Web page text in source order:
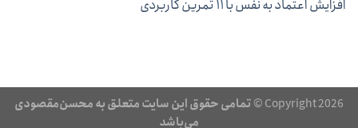
افزایش اعتماد به نفس با ۱۱ تمرین کاربردی
Copyright 2026 ©
تمامی حقوق این سایت متعلق به محسن‌مقصودی
می‌باشد